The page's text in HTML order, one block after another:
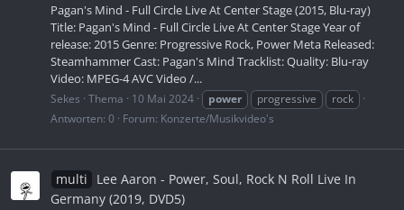
Pagan's Mind - Full Circle Live At Center Stage (2015, Blu-ray)
Title: Pagan's Mind - Full Circle Live At Center Stage Year of
release: 2015 Genre: Progressive Rock, Power Meta Released:
Steamhammer Cast: Pagan's Mind Tracklist: Quality: Blu-ray
Video: MPEG-4 AVC Video /...
Sekes Thema 10 Mai 2024 power progressive
rock
Antworten: 0
Forum: Konzerte/Musikvideo's
multi
Lee Aaron - Power, Soul, Rock N Roll Live In
Germany (2019, DVD5)